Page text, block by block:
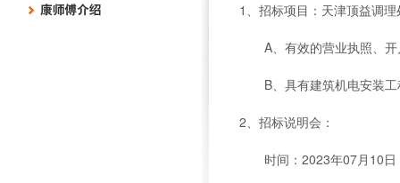
1、招标项目：天津顶益调
A、有效的营业执照、开
B、具有建筑机电安装工
2、招标说明会：
时间：2023年07月10日